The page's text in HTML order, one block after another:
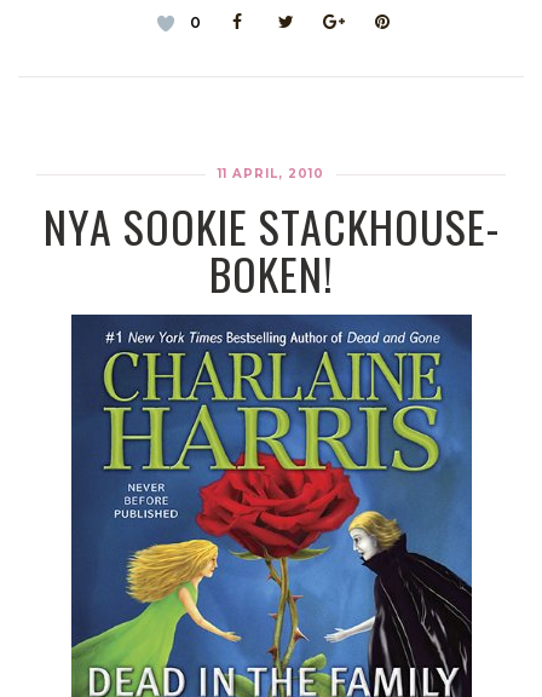
0
11 APRIL, 2010
NYA SOOKIE STACKHOUSE-
BOKEN!